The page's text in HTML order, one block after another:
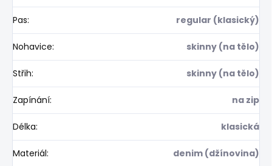
Pas: regular (klasický)
Nohavice: skinny (na tělo)
Střih: skinny (na tělo)
Zapínání: na zip
Délka: klasická
Materiál: denim (džínovina)